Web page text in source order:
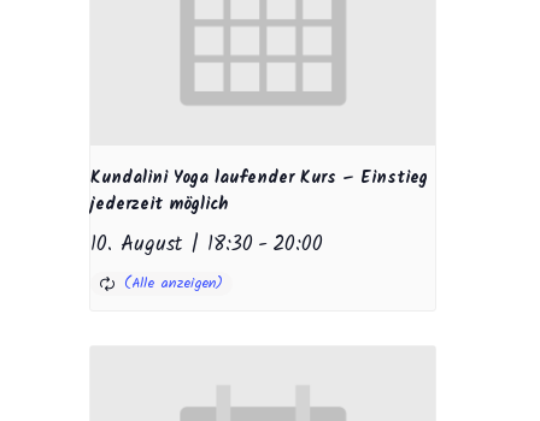
Kundalini Yoga laufender Kurs – Einstieg
jederzeit möglich
10. August | 18:30 -20:00